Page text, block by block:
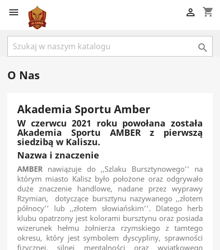
 shopping_cart


O Nas
Akademia Sportu Amber
W czerwcu 2021 roku powołana została
Akademia Sportu AMBER z pierwszą
siedzibą w Kaliszu.
Nazwa i znaczenie
AMBER nawiązuje do ,,Szlaku Bursztynowego’’ na
którym miasto Kalisz było położone oraz odgrywało
duże znaczenie handlowe, nadane przez wyprawy
Rzymian, dotyczące bursztynu nazywanego ,,złotem
północy’’ lub ,,złotem słowiańskim’’. Dlatego herb
klubu opatrzony jest kolorami bursztynu oraz posiada
wizerunek hełmu żołnierza rzymskiego z tamtego
okresu, który jest symbolem dyscypliny, sprawności
fizycznej, silnej mentalności oraz wyjątkowego